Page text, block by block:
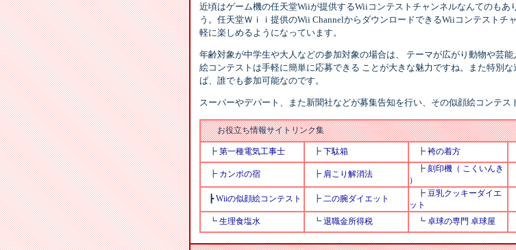
近頃はゲーム機の任天堂Wiiが提供するWiiコンテストチャンネルなんてのもあ
う。任天堂Ｗｉｉ提供のWii ChannelからダウンロードできるWiiコンテストチ
軽に楽しめるようになっています。
年齢対象が中学生や大人などの参加対象の場合は、 テーマが広がり動物や芸
絵コンテストは手軽に簡単に応募できる ことが大きな魅力ですね。また特別
ば、誰でも参加可能なのです。
スーパーやデパート、また新聞社などが募集告知を行い、その似顔絵コンテス
お役立ち情報サイトリンク集
┣ 第一種電気工事士 ┣ 下駄箱 ┣ 袴の着方
┣ カンポの宿 ┣ 肩こり解消法
┣ 刻印機（ こくいんき
）
┣Wiiの似顔絵コンテスト ┣ 二の腕ダイエット
┣ 豆乳クッキーダイエ
ット
┗ 生理食塩水 ┗ 退職金所得税 ┗ 卓球の専門 卓球屋